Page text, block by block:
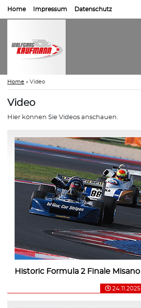
Home Impressum Datenschutz
Home » Video
Video
Hier können Sie Videos anschauen.
Historic Formula 2 Finale Misano
24.11.2025